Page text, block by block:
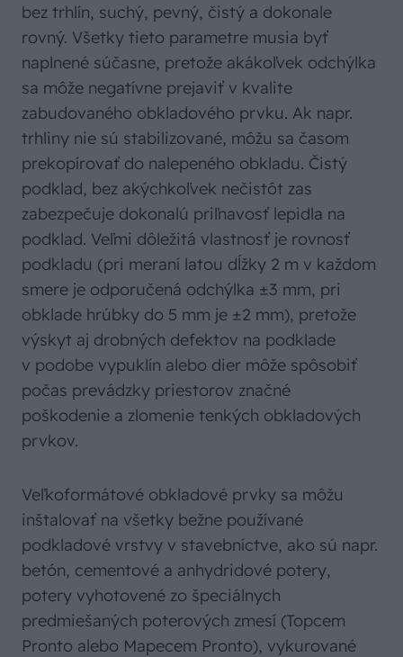
bez trhlín, suchý, pevný, čistý a dokonale
rovný. Všetky tieto parametre musia byť
naplnené súčasne, pretože akákoľvek odchýlka
sa môže negatívne prejaviť v kvalite
zabudovaného obkladového prvku. Ak napr.
trhliny nie sú stabilizované, môžu sa časom
prekopírovať do nalepeného obkladu. Čistý
podklad, bez akýchkoľvek nečistôt zas
zabezpečuje dokonalú priľnavosť lepidla na
podklad. Veľmi dôležitá vlastnosť je rovnosť
podkladu (pri meraní latou dĺžky 2 m v každom
smere je odporučená odchýlka ±3 mm, pri
obklade hrúbky do 5 mm je ±2 mm), pretože
výskyt aj drobných defektov na podklade
v podobe vypuklín alebo dier môže spôsobiť
počas prevádzky priestorov značné
poškodenie a zlomenie tenkých obkladových
prvkov.
Veľkoformátové obkladové prvky sa môžu
inštalovať na všetky bežne používané
podkladové vrstvy v stavebníctve, ako sú napr.
betón, cementové a anhydridové potery,
potery vyhotovené zo špeciálnych
predmiešaných poterových zmesí (Topcem
Pronto alebo Mapecem Pronto), vykurované